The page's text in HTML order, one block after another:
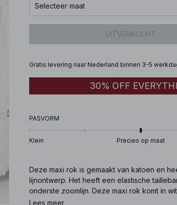
Selecteer maat
UITVERKOCHT
Gratis levering naar Nederland binnen 3-5
30% OFF
PASVORM
Klein Precies op maat
Deze maxi rok is gemaakt van katoen en
lijnontwerp. Het heeft een elastische
onderste zoomlijn. Deze maxi rok komt in
Lees meer